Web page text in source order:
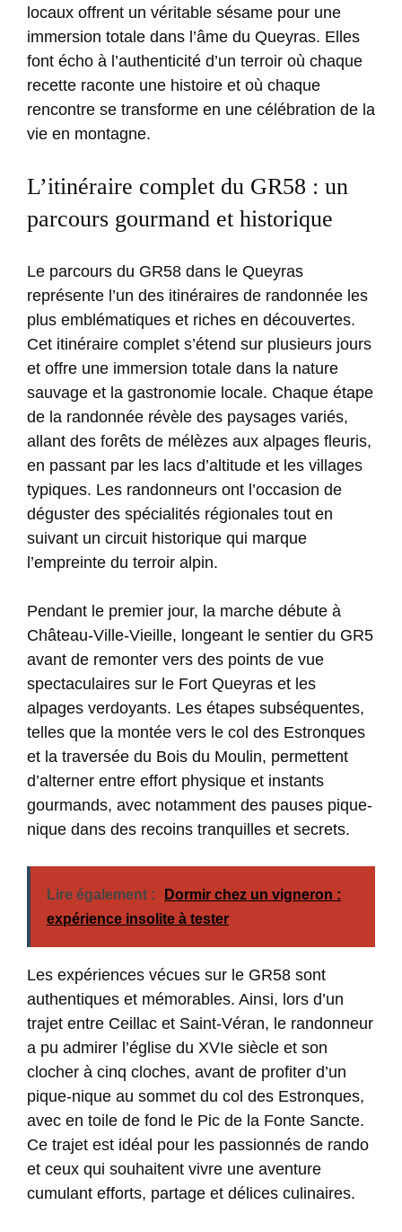
locaux offrent un véritable sésame pour une
immersion totale dans l’âme du Queyras. Elles
font écho à l’authenticité d’un terroir où chaque
recette raconte une histoire et où chaque
rencontre se transforme en une célébration de la
vie en montagne.
L’itinéraire complet du GR58 : un
parcours gourmand et historique
Le parcours du GR58 dans le Queyras
représente l’un des itinéraires de randonnée les
plus emblématiques et riches en découvertes.
Cet itinéraire complet s’étend sur plusieurs jours
et offre une immersion totale dans la nature
sauvage et la gastronomie locale. Chaque étape
de la randonnée révèle des paysages variés,
allant des forêts de mélèzes aux alpages fleuris,
en passant par les lacs d’altitude et les villages
typiques. Les randonneurs ont l’occasion de
déguster des spécialités régionales tout en
suivant un circuit historique qui marque
l’empreinte du terroir alpin.
Pendant le premier jour, la marche débute à
Château-Ville-Vieille, longeant le sentier du GR5
avant de remonter vers des points de vue
spectaculaires sur le Fort Queyras et les
alpages verdoyants. Les étapes subséquentes,
telles que la montée vers le col des Estronques
et la traversée du Bois du Moulin, permettent
d’alterner entre effort physique et instants
gourmands, avec notamment des pauses pique-
nique dans des recoins tranquilles et secrets.
Lire également :
Dormir chez un vigneron :
expérience insolite à tester
Les expériences vécues sur le GR58 sont
authentiques et mémorables. Ainsi, lors d’un
trajet entre Ceillac et Saint-Véran, le randonneur
a pu admirer l’église du XVIe siècle et son
clocher à cinq cloches, avant de profiter d’un
pique-nique au sommet du col des Estronques,
avec en toile de fond le Pic de la Fonte Sancte.
Ce trajet est idéal pour les passionnés de rando
et ceux qui souhaitent vivre une aventure
cumulant efforts, partage et délices culinaires.